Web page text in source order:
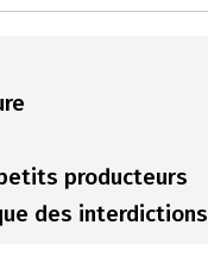
producteurs
des interdictions